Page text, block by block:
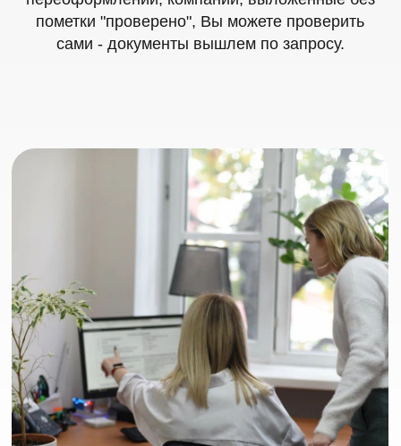
Ломбарды
Предоставляем список проверенных
Mr. Финанс. Нажмите на кнопку "получить
список", выберите способ получения WA,
Tg, Max и получите полный список с
документами, отзывами и результатами
Получить список